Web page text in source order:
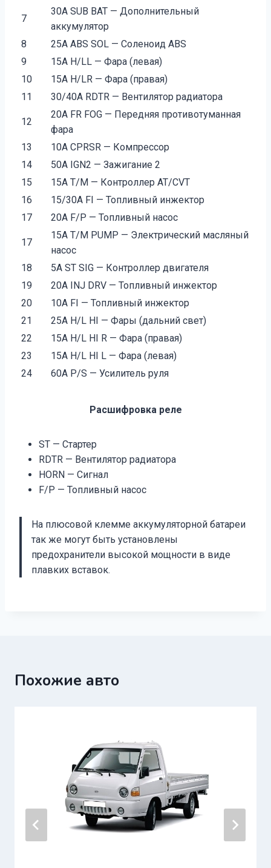
7
30A SUB BAT — Дополнительный
аккумулятор
8
25A ABS SOL — Соленоид ABS
9
15A H/LL — Фара (левая)
10
15A H/LR — Фара (правая)
11
30/40A RDTR — Вентилятор радиатора
12
20A FR FOG — Передняя противотуманная
фара
13
10A CPRSR — Компрессор
14
50A IGN2 — Зажигание 2
15
15A T/M — Контроллер AT/CVT
16
15/30A FI — Топливный инжектор
17
20A F/P — Топливный насос
17
15A T/M PUMP — Электрический масляный
насос
18
5A ST SIG — Контроллер двигателя
19
20A INJ DRV — Топливный инжектор
20
10A FI — Топливный инжектор
21
25A H/L HI — Фары (дальний свет)
22
15А H/L HI R — Фара (правая)
23
15A H/L HI L — Фара (левая)
24
60A P/S — Усилитель руля
Расшифровка реле
ST — Стартер
RDTR — Вентилятор радиатора
HORN — Сигнал
F/P — Топливный насос
На плюсовой клемме аккумуляторной батареи
так же могут быть установлены
предохранители высокой мощности в виде
плавких вставок.
Похожие авто